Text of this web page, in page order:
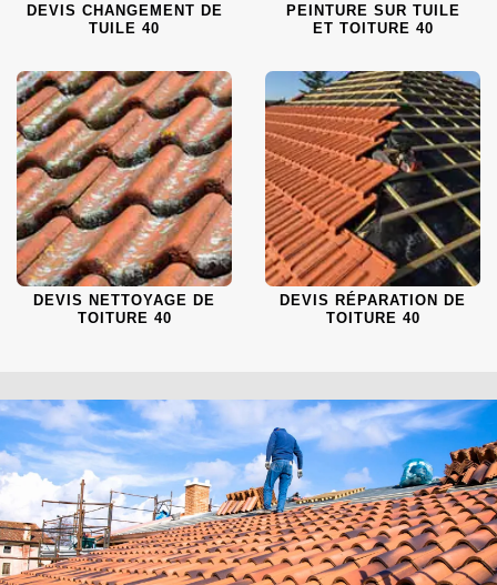
DEVIS CHANGEMENT DE
TUILE 40
PEINTURE SUR TUILE
ET TOITURE 40
DEVIS NETTOYAGE DE
TOITURE 40
DEVIS RÉPARATION DE
TOITURE 40